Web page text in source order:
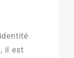
il est